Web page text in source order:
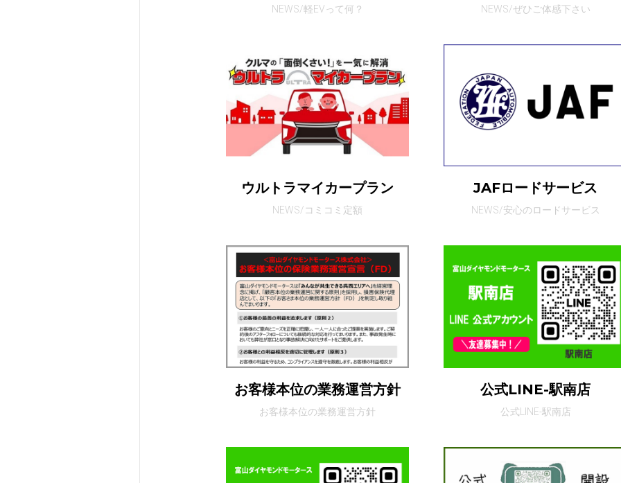
NEWS/軽EVって何？ NEWS/ぜひご体感下さい
ウルトラマイカープラン
NEWS/コミコミ定額
JAFロードサービス
NEWS/安心のロードサービス
お客様本位の業務運営方針
お客様本位の業務運営方針
公式LINE-駅南店
公式LINE-駅南店